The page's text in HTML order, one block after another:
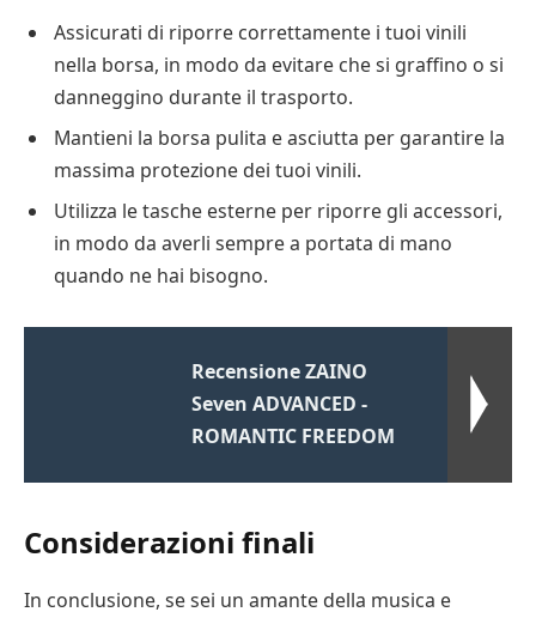
Assicurati di riporre correttamente i tuoi vinili
nella borsa, in modo da evitare che si graffino o si
danneggino durante il trasporto.
Mantieni la borsa pulita e asciutta per garantire la
massima protezione dei tuoi vinili.
Utilizza le tasche esterne per riporre gli accessori,
in modo da averli sempre a portata di mano
quando ne hai bisogno.
Recensione ZAINO
Seven ADVANCED -
ROMANTIC FREEDOM
Considerazioni finali
In conclusione, se sei un amante della musica e